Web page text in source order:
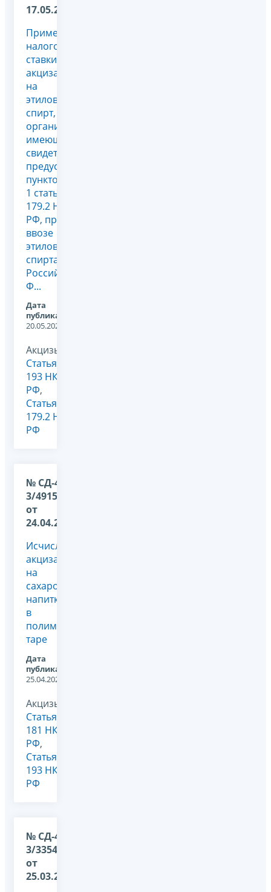
17.05.2024
Применение
налоговой
ставки
акциза
на
этиловый
спирт,
организациями,
имеющими
свидетельства,
предусмотренные
пунктом
1 статьи
179.2 НК
РФ, при
ввозе
этилового
спирта в
Российскую
Ф...
Дата
публикации:
20.05.2024
Акцизы,
Статья
193 НК
РФ,
Статья
179.2 НК
РФ
№ СД-4-
3/4915@
от
24.04.2024
Исчисление
акциза
на
сахаросодержащие
напитки
в
полимерной
таре
Дата
публикации:
25.04.2024
Акцизы,
Статья
181 НК
РФ,
Статья
193 НК
РФ
№ СД-4-
3/3354@
от
25.03.2024